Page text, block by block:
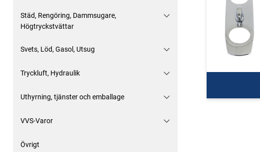
Städ, Rengöring, Dammsugare,
Högtryckstvättar
Svets, Löd, Gasol, Utsug
Tryckluft, Hydraulik
Uthyrning, tjänster och emballage
VVS-Varor
Övrigt